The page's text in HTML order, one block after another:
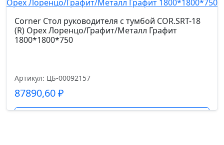
Corner Стол руководителя с тумбой COR.SRT-18
(R) Орех Лоренцо/Графит/Металл Графит
1800*1800*750
Артикул: ЦБ-00092157
87890,60₽